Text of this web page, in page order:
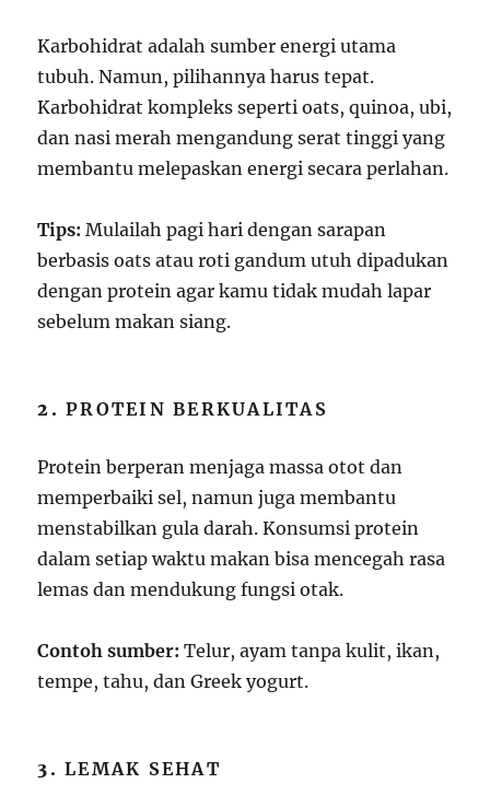
Karbohidrat adalah sumber energi utama
tubuh. Namun, pilihannya harus tepat.
Karbohidrat kompleks seperti oats, quinoa, ubi,
dan nasi merah mengandung serat tinggi yang
membantu melepaskan energi secara perlahan.
Tips: Mulailah pagi hari dengan sarapan
berbasis oats atau roti gandum utuh dipadukan
dengan protein agar kamu tidak mudah lapar
sebelum makan siang.
2.PROTEIN BERKUALITAS
Protein berperan menjaga massa otot dan
memperbaiki sel, namun juga membantu
menstabilkan gula darah. Konsumsi protein
dalam setiap waktu makan bisa mencegah rasa
lemas dan mendukung fungsi otak.
Contoh sumber: Telur, ayam tanpa kulit, ikan,
tempe, tahu, dan Greek yogurt.
3.LEMAK SEHAT